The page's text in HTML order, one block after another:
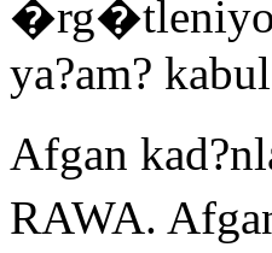
ya?am?
Afgan
RAWA.